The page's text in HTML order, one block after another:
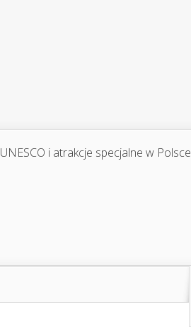
UNESCO i atrakcje specjalne w Polsce